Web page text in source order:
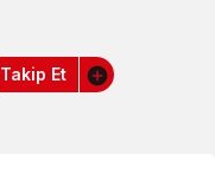
Takip Et